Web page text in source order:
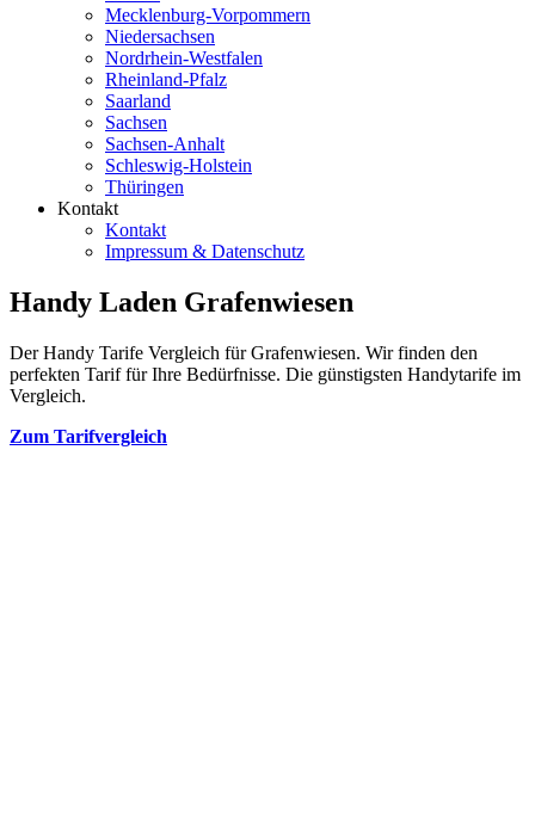
Mecklenburg-Vorpommern
Niedersachsen
Nordrhein-Westfalen
Rheinland-Pfalz
Saarland
Sachsen
Sachsen-Anhalt
Schleswig-Holstein
Thüringen
Kontakt
Kontakt
Impressum & Datenschutz
Handy Laden Grafenwiesen
Der Handy Tarife Vergleich für Grafenwiesen. Wir finden den
perfekten Tarif für Ihre Bedürfnisse. Die günstigsten Handytarife im
Vergleich.
Zum Tarifvergleich